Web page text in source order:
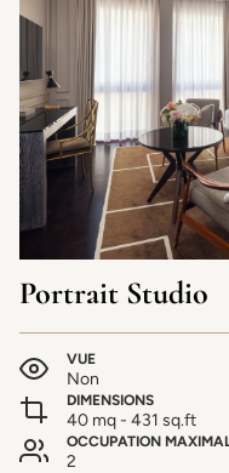
Portrait Studio
VUE
Non
DIMENSIONS
40 mq - 431 sq.ft
OCCUPATION
2